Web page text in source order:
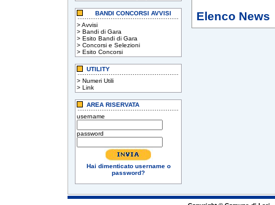
BANDI CONCORSI AVVISI
>Avvisi
> Bandi di Gara
> Esito Bandi di Gara
> Concorsi e Selezioni
> Esito Concorsi
UTILITY
> Numeri Utili
> Link
AREA RISERVATA
username
password
Hai dimenticato username o
password?
Elenco News